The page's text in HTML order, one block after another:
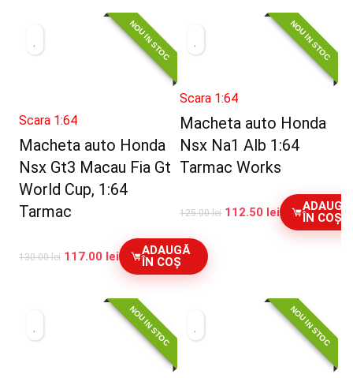
NOU IN STOC
Scara 1:64
Macheta auto Honda
Nsx Gt3 Macau Fia Gt
World Cup, 1:64
Tarmac
130.00lei 117.00 lei
ADAUGĂ
ÎN COȘ
NOU IN STOC
Scara 1:64
Macheta auto Honda
Nsx Na1 Alb 1:64
Tarmac Works
125.00lei 112.50 lei
ADAUGĂ
ÎN COȘ
NOU IN STOC NOU IN STOC